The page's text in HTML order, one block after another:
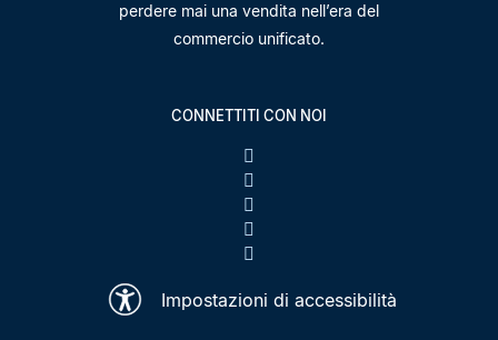
perdere mai una vendita nell’era del
commercio unificato.
CONNETTITI CON NOI
Impostazioni di accessibilità